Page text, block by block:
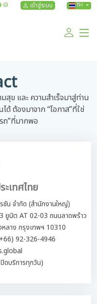
เข้าสู่ระบบ TH
สุข และ ความสำเร็จมาสู่ท่าน
ด้ ต้องมาจาก “โอกาส”ที่ใช่
ถ”ที่มากพอ
เทศไทย
ชัน จำกัด (สำนักงานใหญ่)
ยูนิต AT 02-03 ถนนลาดพร้าว
ลาง กรุงเทพฯ 10310
92-326-4946
ดบริการทุกวัน)